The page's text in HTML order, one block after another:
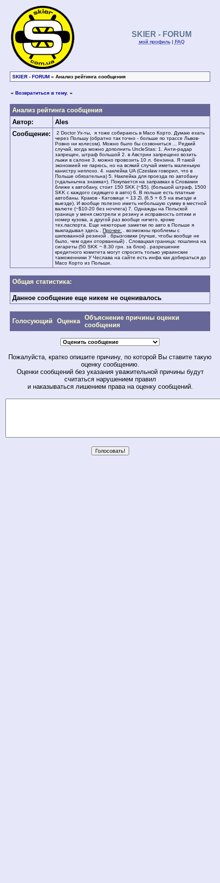
SKIER - FORUM
мой профиль| FAQ
SKIER - FORUM » Анализ рейтинга сообщения
« Возвратиться в тему. »
Анализ рейтинга сообщения
Автор:
Ales
Сообщение:
2 Doctor Ух-ты, я тоже собираюсь в Масо Корто. Думаю ехать
через Польшу (обратно так точно - больше по трассе Львов-
Ровно ни колесом). Можно было бы созвониться ... Редкий
случай, когда можно дополнить UncleStas: 1. Анти-радар
запрещен, штраф большой 2. в Австрии запрещено возить
лыжи в салоне 3. можно провозить 10 л. бензина. Я такой
экономией не парюсь, но на всякий случай иметь маленькую
канистру неплохо. 4. наклейка UA (Czeslaw говорил, что в
Польше обязательна) 5. Наклейка для проезда по автобану
(«дальнычна знамка»). Покупается на заправках в Словакии
ближе к автобану, стоит 150 SKK (~$5). (большой штраф, 1500
SKK с каждого сидящего в авто) 6. В польше есть платные
автобаны. Краков - Катовице = 13 Zl. (6.5 + 6.5 на въезде и
выезде). И вообще полезно иметь небольшую сумму в местной
валюте (~$10-20 без ночлега) 7. Однажды на Польской
границе у меня смотрели и резину и исправность оптики и
номер кузова, а другой раз вообще ничего, кроме
тех.паспорта. Еще некоторые заметки по авто в Польше я
выкладывал здесь . Прочее: . возможны проблемы с
шипованной резиной . брызговики (лучше, чтобы вообще не
было, чем один оторванный) . Словацкая граница: пошлина на
сигареты (50 SKK ~ 8.30 грн. за блок) . разрешение
кредитного комитета могут спросить только украинские
таможенники У Чеслава на сайте есть инфа как добираться до
Масо Корто из Польши.
Общая статистика:
Данное сообщение еще никем не оценивалось
Голосующий Оценка Объяснение причины оценки
сообщения
Пожалуйста, кратко опишите причину, по которой Вы ставите такую
оценку сообщению.
Оценки сообщений без указания уважительной причины будут
считаться нарушением правил
и наказываться лишением права на оценку сообщений.